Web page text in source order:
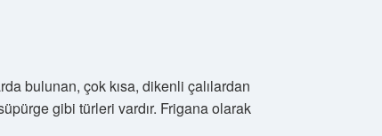
bulunan, çok kısa, dikenli çalılardan
gibi türleri vardır. Frigana olarak